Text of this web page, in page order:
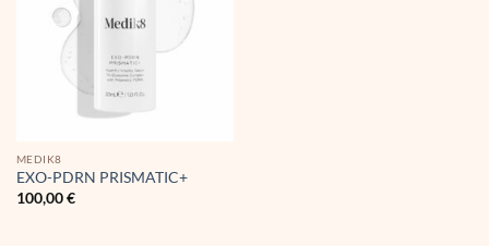
MEDIK8
EXO-PDRN PRISMATIC+
100,00€